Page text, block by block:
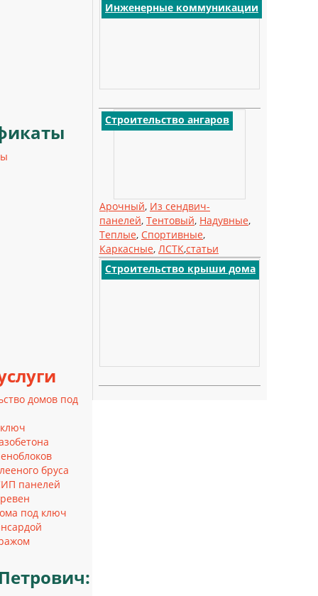
Инженерные коммуникации
Строительство ангаров
Арочный, Из сендвич-
панелей, Тентовый, Надувные,
Теплые, Спортивные,
Каркасные, ЛСТК,статьи
Строительство крыши дома
домов под
бруса
панелей
под ключ
Петрович: